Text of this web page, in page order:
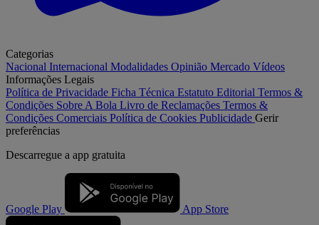
Categorias
Nacional Internacional Modalidades Opinião Mercado Vídeos
Informações Legais
Política de Privacidade Ficha Técnica Estatuto Editorial Termos &
Condições Sobre A Bola Livro de Reclamações Termos &
Condições Comerciais Política de Cookies Publicidade Gerir
preferências
Descarregue a app gratuita
Google Play App Store